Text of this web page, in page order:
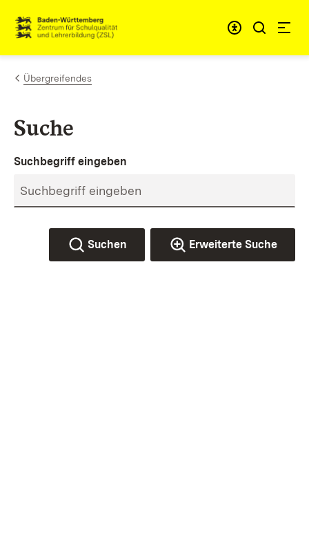
Zum Inhalt springen
Link zur Startseite
Übergreifendes
Suche
Suchbegriff eingeben
Suchen Erweiterte Suche